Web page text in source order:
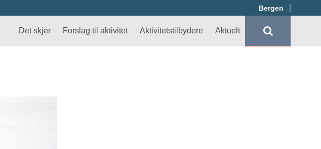
Bergen
Det skjer Forslag til aktivitet Aktivitetstilbydere Aktuelt